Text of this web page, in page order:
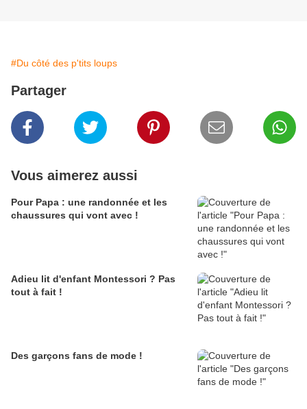
#Du côté des p'tits loups
Partager
Vous aimerez aussi
Pour Papa : une randonnée et les
chaussures qui vont avec !
Adieu lit d'enfant Montessori ? Pas
tout à fait !
Des garçons fans de mode !